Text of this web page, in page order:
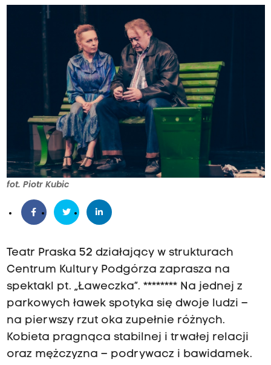
fot. Piotr Kubic
Teatr Praska 52 działający w strukturach
Centrum Kultury Podgórza zaprasza na
spektakl pt. „Ławeczka”. ******** Na jednej z
parkowych ławek spotyka się dwoje ludzi –
na pierwszy rzut oka zupełnie różnych.
Kobieta pragnąca stabilnej i trwałej relacji
oraz mężczyzna – podrywacz i bawidamek.